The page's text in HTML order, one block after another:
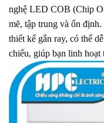
nghệ LED COB (Chip
mẽ, tập trung và ổn
thiết kế gắn ray, có thể
chiếu, giúp bạn linh hoạt